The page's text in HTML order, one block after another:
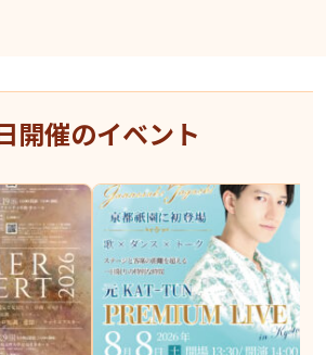
開催のイベント